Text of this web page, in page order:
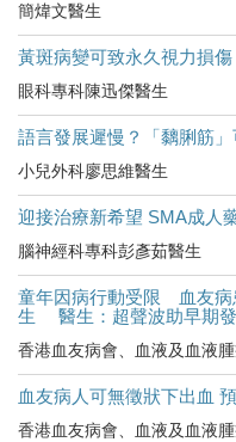
簡煒文醫生
黃斑病變可致永久視力損
眼科專科陳迅傑醫生
語言發展遲慢？「黐脷筋」
小兒外科廖思維醫生
迎接治療新希望 SMA成人
腦神經科專科彭彥茹醫生
童年因病行動受限 血友病
生 醫生：超聲波助早期
香港血友病會、血液及血液
血友病人可無徵狀下出血
香港血友病會、血液及血液